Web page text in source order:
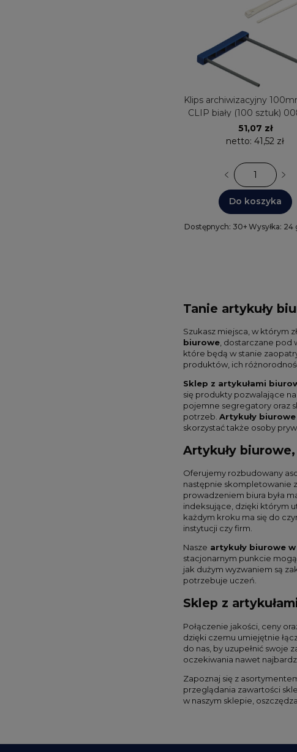
Klips archiwizacyjny
CLIP biały (100 sztuk)
FELLOWES
51,07 zł
netto: 41,52 zł
Do koszyka
Dostępnych: 30+ Wysyłka:
Tanie artykuły
Szukasz miejsca, w którym
biurowe , dostarczane
które będą w stanie
produktów, ich
Sklep z artykułami
się produkty pozwalające
pojemne segregatory oraz
potrzeb. Artykuły biurowe
skorzystać także osoby
Artykuły
Oferujemy rozbudowany
następnie skompletowanie
prowadzeniem biura była
indeksujące, dzięki którym
każdym kroku ma się do
instytucji czy firm.
Nasze artykuły biurowe
stacjonarnym punkcie
jak dużym wyzwaniem są
potrzebuje uczeń.
Sklep z
Połączenie jakości, ceny
dzięki czemu umiejętnie
do nas, by uzupełnić swoje
oczekiwania nawet
Zapoznaj się z
przeglądania zawartości
w naszym sklepie,